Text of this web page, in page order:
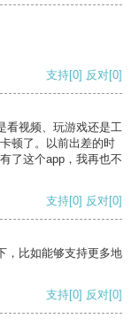
支持[0] 反对[0]
看视频、玩游戏还是工
顿了。以前出差的时
了这个app，我再也不
支持[0] 反对[0]
，比如能够支持更多地
支持[0] 反对[0]